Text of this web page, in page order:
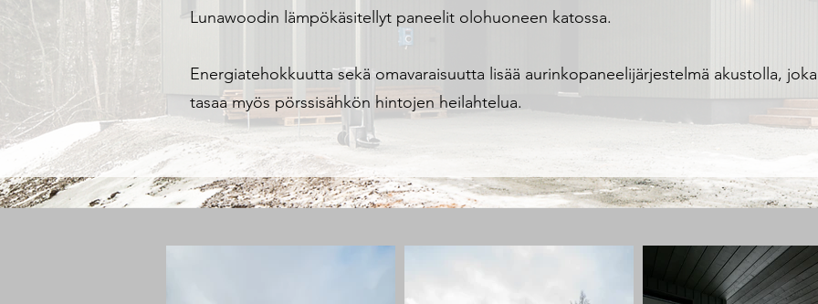
Lunawoodin lämpökäsitellyt paneelit olohuoneen katossa.
Energiatehokkuutta sekä omavaraisuutta lisää aurinkopaneelijärjestelmä akustolla, joka
tasaa myös pörssisähkön hintojen heilahtelua.